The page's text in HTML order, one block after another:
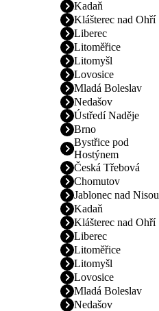
Kadaň
Klášterec nad Ohří
Liberec
Litoměřice
Litomyšl
Lovosice
Mladá Boleslav
Nedašov
Ústředí Naděje
Brno
Bystřice pod
Hostýnem
Česká Třebová
Chomutov
Jablonec nad Nisou
Kadaň
Klášterec nad Ohří
Liberec
Litoměřice
Litomyšl
Lovosice
Mladá Boleslav
Nedašov